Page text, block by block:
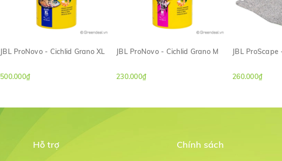
JBL ProNovo - Cichlid Grano XL
500.000₫
JBL ProNovo - Cichlid Grano M
230.000₫
JBL
260.000₫
Hỗ trợ Chính sách